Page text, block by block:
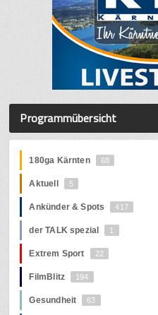
Programmübersicht
180ga Kärnten 68
Aktuell 5
Ankünder & Spots 417
der TALK spezial 1
Extrem Sport 22
FilmBlitz 194
Gesundheit 63